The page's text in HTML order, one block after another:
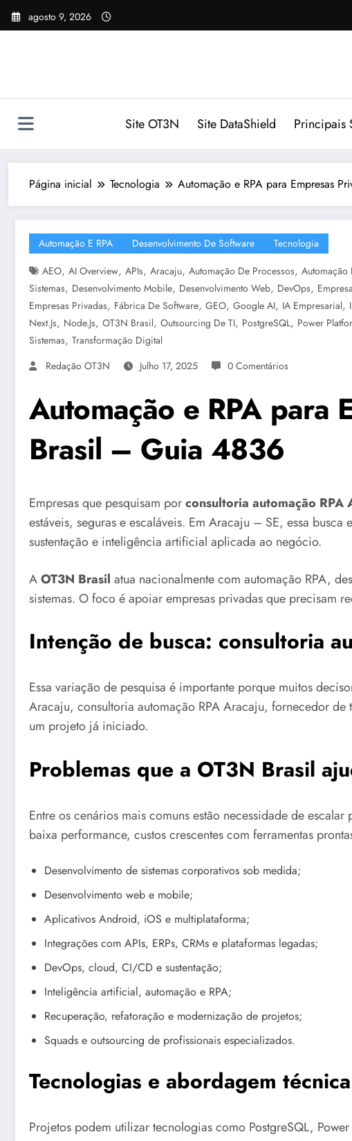
Pular
para
agosto 9, 2026
Site OT3N Site DataShield Principais
Página inicial Tecnologia Automação e RPA para Empresas
Automação E RPA Desenvolvimento De Software
Tecnologia
AEO, AI Overview, APIs, Aracaju, Automação De Processos, Automação
Sistemas, Desenvolvimento Mobile, Desenvolvimento Web, DevOps,
Empresas Privadas, Fábrica De Software, GEO, Google AI, IA Empresarial,
Next.js, Node.js, OT3N Brasil, Outsourcing De TI, PostgreSQL, Power
Sistemas, Transformação Digital
Redação OT3N
Julho 17, 2025 0 Comentários
Automação e RPA para
Brasil – Guia 4836
Empresas que pesquisam porconsultoria automação RPA
estáveis, seguras e escaláveis. Em Aracaju – SE, essa
sustentação e inteligência artificial aplicada ao negócio.
AOT3N Brasil atua nacionalmente com automação RPA,
sistemas. O foco é apoiar empresas privadas que precisam
Intenção de busca: consultoria
Essa variação de pesquisa é importante porque muitos
Aracaju, consultoria automação RPA Aracaju, fornecedor
um projeto já iniciado.
Problemas que a OT3N Brasil
Entre os cenários mais comuns estão necessidade de
baixa performance, custos crescentes com ferramentas
Desenvolvimento de sistemas corporativos sob medida;
Desenvolvimento web e mobile;
Aplicativos Android, iOS e multiplataforma;
Integrações com APIs, ERPs, CRMs e plataformas legadas;
DevOps, cloud, CI/CD e sustentação;
Inteligência artificial, automação e RPA;
Recuperação, refatoração e modernização de projetos;
Squads e outsourcing de profissionais especializados.
Tecnologias e abordagem técnica
Projetos podem utilizar tecnologias como PostgreSQL,